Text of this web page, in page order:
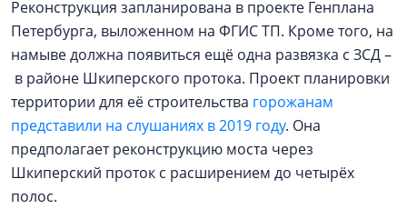
Реконструкция запланирована в проекте Генплана
Петербурга, выложенном на ФГИС ТП. Кроме того, на
намыве должна появиться ещё одна развязка с ЗСД –
в районе Шкиперского протока. Проект планировки
территории для её строительства горожанам
представили на слушаниях в 2019 году. Она
предполагает реконструкцию моста через
Шкиперский проток с расширением до четырёх
полос.